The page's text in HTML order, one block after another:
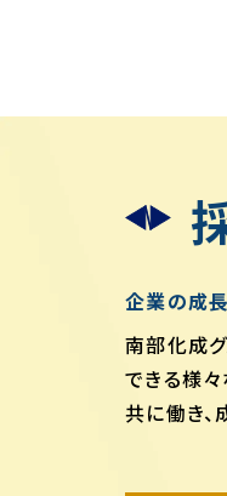
企業の成
南部化成
できる様々
共に働き、